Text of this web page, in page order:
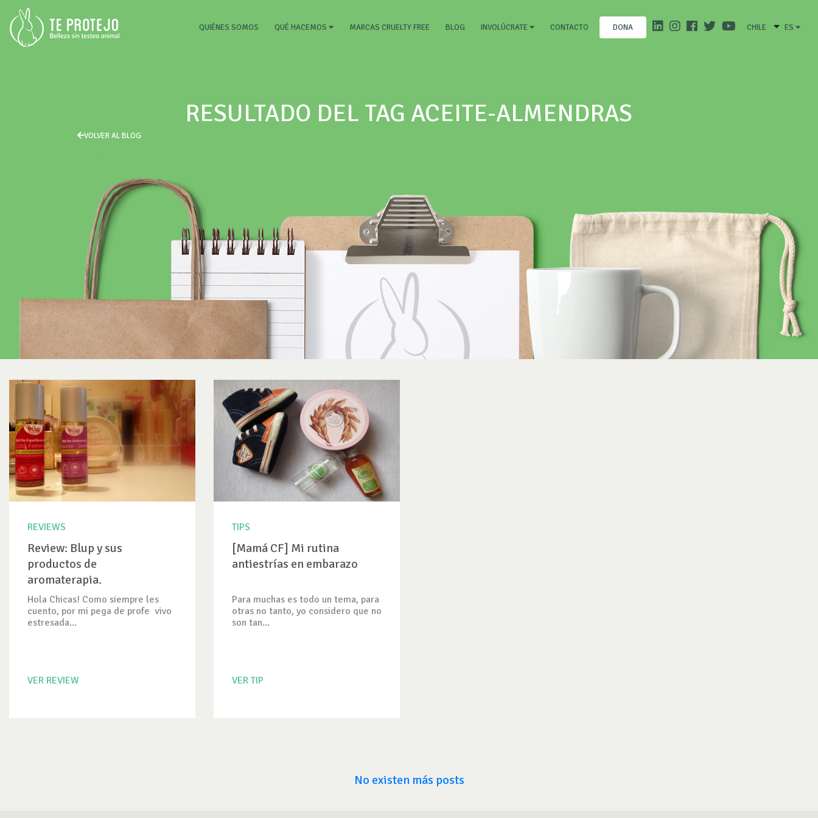
QUIÉNES SOMOS (CURRENT)
QUÉ HACEMOS MARCAS CRUELTY FREE BLOG INVOLÚCRATE CONTACTO DONA CHILE ES
RESULTADO DEL TAG ACEITE-ALMENDRAS
VOLVER AL BLOG
REVIEWS
Review: Blup y sus
productos de
aromaterapia.
Hola Chicas! Como siempre les
cuento, por mi pega de profe vivo
estresada...
VER REVIEW
TIPS
[Mamá CF] Mi rutina
antiestrías en embarazo
Para muchas es todo un tema, para
otras no tanto, yo considero que no
son tan...
VER TIP
No existen más posts